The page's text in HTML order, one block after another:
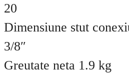
20
Dimensiune stut
3/8″
Greutate neta 1.9 kg